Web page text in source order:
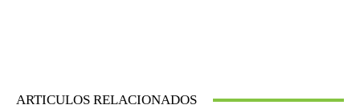
ARTICULOS RELACIONADOS